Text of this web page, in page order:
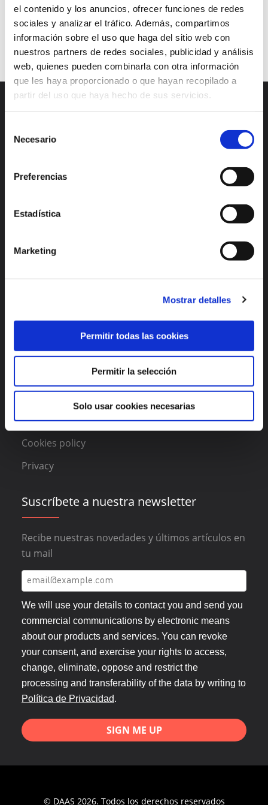
el contenido y los anuncios, ofrecer funciones de redes
sociales y analizar el tráfico. Además, compartimos
información sobre el uso que haga del sitio web con
nuestros partners de redes sociales, publicidad y análisis
web, quienes pueden combinarla con otra información
que les haya proporcionado o que hayan recopilado a
partir del uso que haya hecho de sus servicios.
Necesario
Preferencias
Estadística
Marketing
Mostrar detalles
Permitir todas las cookies
Permitir la selección
Solo usar cookies necesarias
Continuar leyendo
Alicante
Blog
Cookies policy
Privacy
Suscríbete a nuestra newsletter
Recibe nuestras novedades y últimos artículos en
tu mail
We will use your details to contact you and send you
commercial communications by electronic means
about our products and services. You can revoke
your consent, and exercise your rights to access,
change, eliminate, oppose and restrict the
processing and transferability of the data by writing to
Política de Privacidad.
SIGN ME UP
© DAAS 2026. Todos los derechos reservados